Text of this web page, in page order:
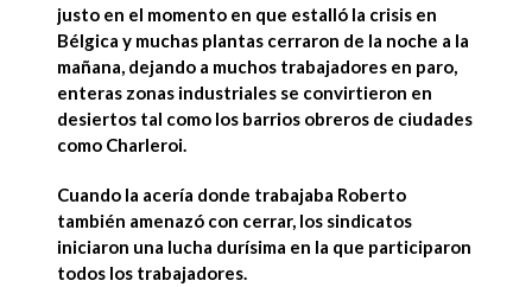
justo en el momento en que estalló la crisis en
Bélgica y muchas plantas cerraron de la noche a la
mañana, dejando a muchos trabajadores en paro,
enteras zonas industriales se convirtieron en
desiertos tal como los barrios obreros de ciudades
como Charleroi.
Cuando la acería donde trabajaba Roberto
también amenazó con cerrar, los sindicatos
iniciaron una lucha durísima en la que participaron
todos los trabajadores.